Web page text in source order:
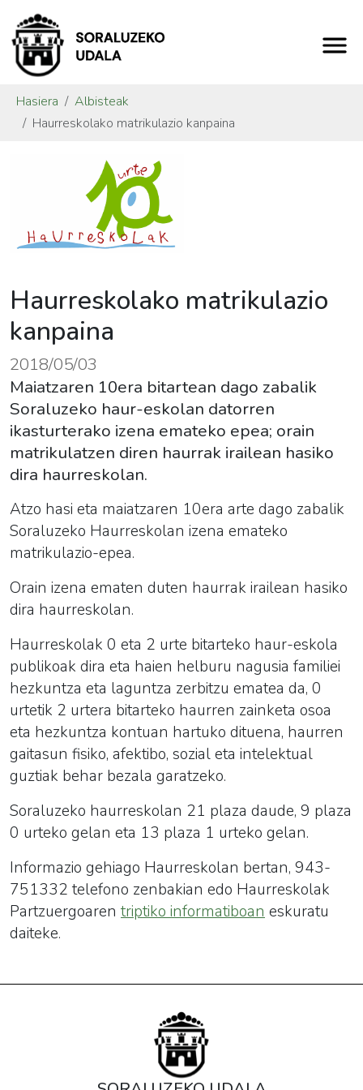
Hasiera
Albisteak
Haurreskolako matrikulazio kanpaina
Haurreskolako matrikulazio
kanpaina
2018/05/03
Maiatzaren 10era bitartean dago zabalik
Soraluzeko haur-eskolan datorren
ikasturterako izena emateko epea; orain
matrikulatzen diren haurrak irailean hasiko
dira haurreskolan.
Atzo hasi eta maiatzaren 10era arte dago zabalik
Soraluzeko Haurreskolan izena emateko
matrikulazio-epea.
Orain izena ematen duten haurrak irailean hasiko
dira haurreskolan.
Haurreskolak 0 eta 2 urte bitarteko haur-eskola
publikoak dira eta haien helburu nagusia familiei
hezkuntza eta laguntza zerbitzu ematea da, 0
urtetik 2 urtera bitarteko haurren zainketa osoa
eta hezkuntza kontuan hartuko dituena, haurren
gaitasun fisiko, afektibo, sozial eta intelektual
guztiak behar bezala garatzeko.
Soraluzeko haurreskolan 21 plaza daude, 9 plaza
0 urteko gelan eta 13 plaza 1 urteko gelan.
Informazio gehiago Haurreskolan bertan, 943-
751332 telefono zenbakian edo Haurreskolak
Partzuergoaren triptiko informatiboaneskuratu
daiteke.